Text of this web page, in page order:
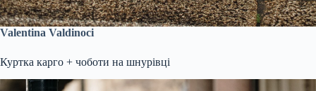
Valentina Valdinoci
Куртка карго + чоботи на шнурівці